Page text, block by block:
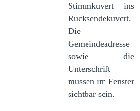
Stimmkuvert ins
Rücksendekuvert.
Die
Gemeindeadresse
sowie die
Unterschrift
müssen im Fenster
sichtbar sein.